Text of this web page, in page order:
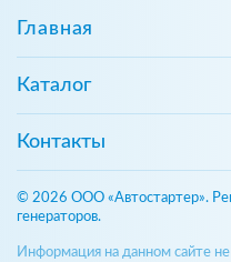
Главная
Каталог
Контакты
© 2026 ООО «Автостартер».
генераторов.
Информация на данном сайте